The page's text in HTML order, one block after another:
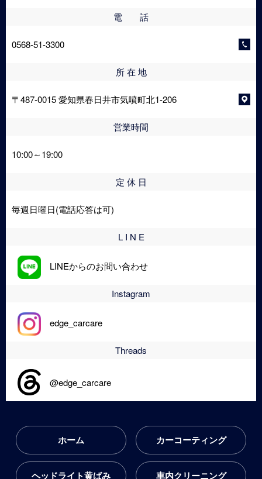
電 話
0568-51-3300
所 在 地
〒487-0015 愛知県春日井市気噴町北1-206
営業時間
10:00～19:00
定 休 日
毎週日曜日(電話応答は可)
L I N E
LINEからのお問い合わせ
Instagram
edge_carcare
Threads
@edge_carcare
ホーム カーコーティング
ヘッドライト黄ばみ 車内クリーニング